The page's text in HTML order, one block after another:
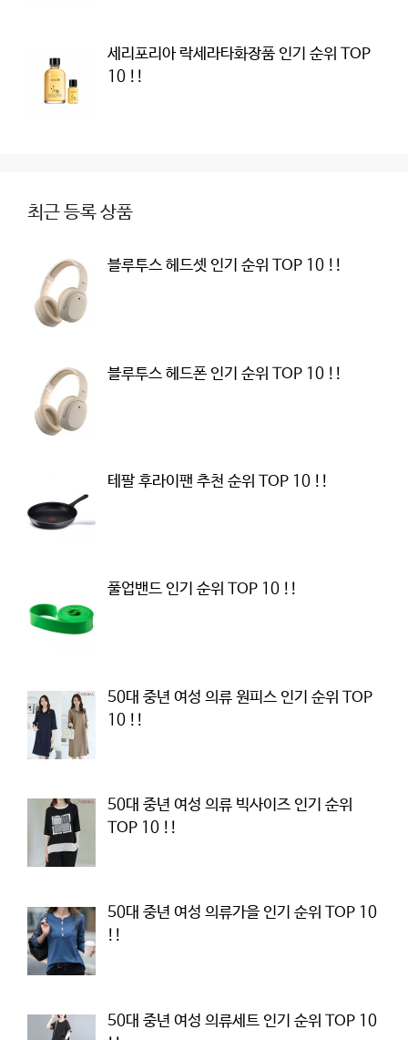
세리포리아 락세라타화장품 인기 순위 TOP
10 !!
최근 등록 상품
블루투스 헤드셋 인기 순위 TOP 10 !!
블루투스 헤드폰 인기 순위 TOP 10 !!
테팔 후라이팬 추천 순위 TOP 10 !!
풀업밴드 인기 순위 TOP 10 !!
50대 중년 여성 의류 원피스 인기 순위 TOP
10 !!
50대 중년 여성 의류 빅사이즈 인기 순위
TOP 10 !!
50대 중년 여성 의류가을 인기 순위 TOP 10
!!
50대 중년 여성 의류세트 인기 순위 TOP 10